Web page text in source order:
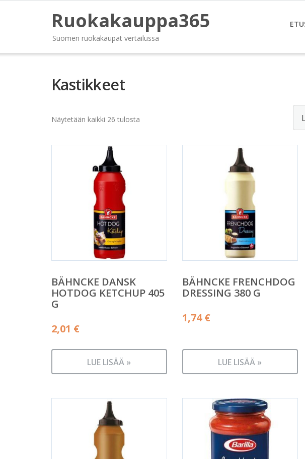
Ruokakauppa365
Suomen ruokakaupat vertailussa
Kastikkeet
Näytetään kaikki 26 tulosta
BÄHNCKE DANSK
HOTDOG KETCHUP 405
G
2,01 €
LUE LISÄÄ »
BÄHNCKE FRENCHDOG
DRESSING 380 G
1,74€
LUE LISÄÄ »